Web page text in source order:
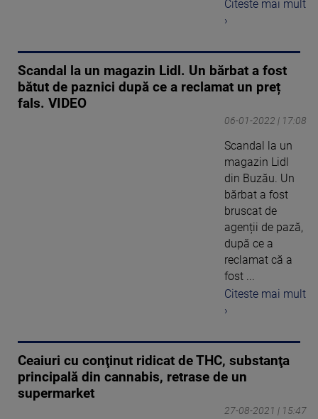
Citeste mai mult
›
Scandal la un magazin Lidl. Un bărbat a fost
bătut de paznici după ce a reclamat un preț
fals. VIDEO
06-01-2022 | 17:08
Scandal la un
magazin Lidl
din Buzău. Un
bărbat a fost
bruscat de
agenții de pază,
după ce a
reclamat că a
fost ...
Citeste mai mult
›
Ceaiuri cu conţinut ridicat de THC, substanţa
principală din cannabis, retrase de un
supermarket
27-08-2021 | 15:47